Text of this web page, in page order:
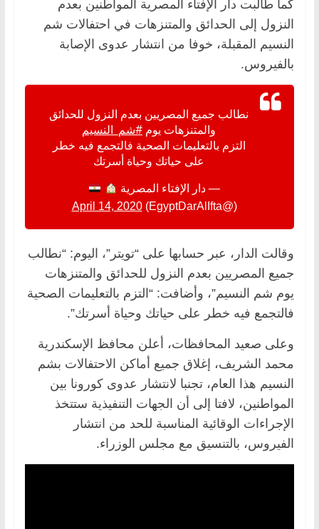
كما طالبت دار الإفتاء المصرية المواطنين بعدم
النزول إلى الحدائق والمتنزهات في احتفالات شم
النسيم المقبلة، خوفا من انتشار عدوى الإصابة
بالفيروس.
نطالب جميع المصريين بعدم النزول للحدائق
والمتنزهات يوم #شم_النسيم
التزم بالتعليمات الصحية فالتجمع فيه خطر
على حياتك وحياة أسرتك
— دار الإفتاء المصرية
(@EgyptDarAlIfta)
April 14, 2020
وقالت الدار، عبر حسابها على “تويتر”، اليوم: “نطالب
جميع المصريين بعدم النزول للحدائق والمتنزهات
يوم شم النسيم”، وأضافت: “التزم بالتعليمات الصحية
فالتجمع فيه خطر على حياتك وحياة أسرتك”.
وعلى صعيد المحافظات، أعلن محافظ الإسكندرية
محمد الشريف، إغلاق جميع أماكن الاحتفالات بشم
النسيم هذا العام، تجنبا لانتشار عدوى كورونا بين
المواطنين، لافتا إلى أن الجهات التنفيذية ستتخذ
الإجراءات الوقائية المناسبة للحد من انتشار
الفيروس، بالتنسيق مع مجلس الوزراء.